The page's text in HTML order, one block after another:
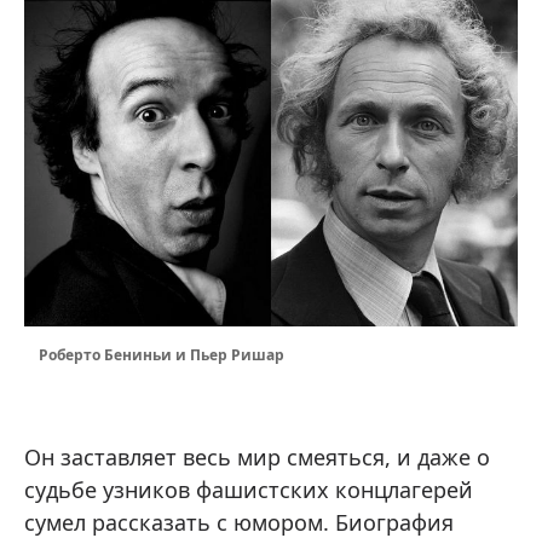
Роберто Бениньи и Пьер Ришар
Он заставляет весь мир смеяться, и даже о
судьбе узников фашистских концлагерей
сумел рассказать с юмором. Биография